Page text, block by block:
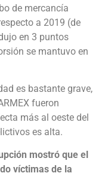
de mercancía
a 2019 (de
en 3 puntos
se mantuvo en
es bastante grave,
fueron
más al oeste del
es alta.
mostró que el
víctimas de la